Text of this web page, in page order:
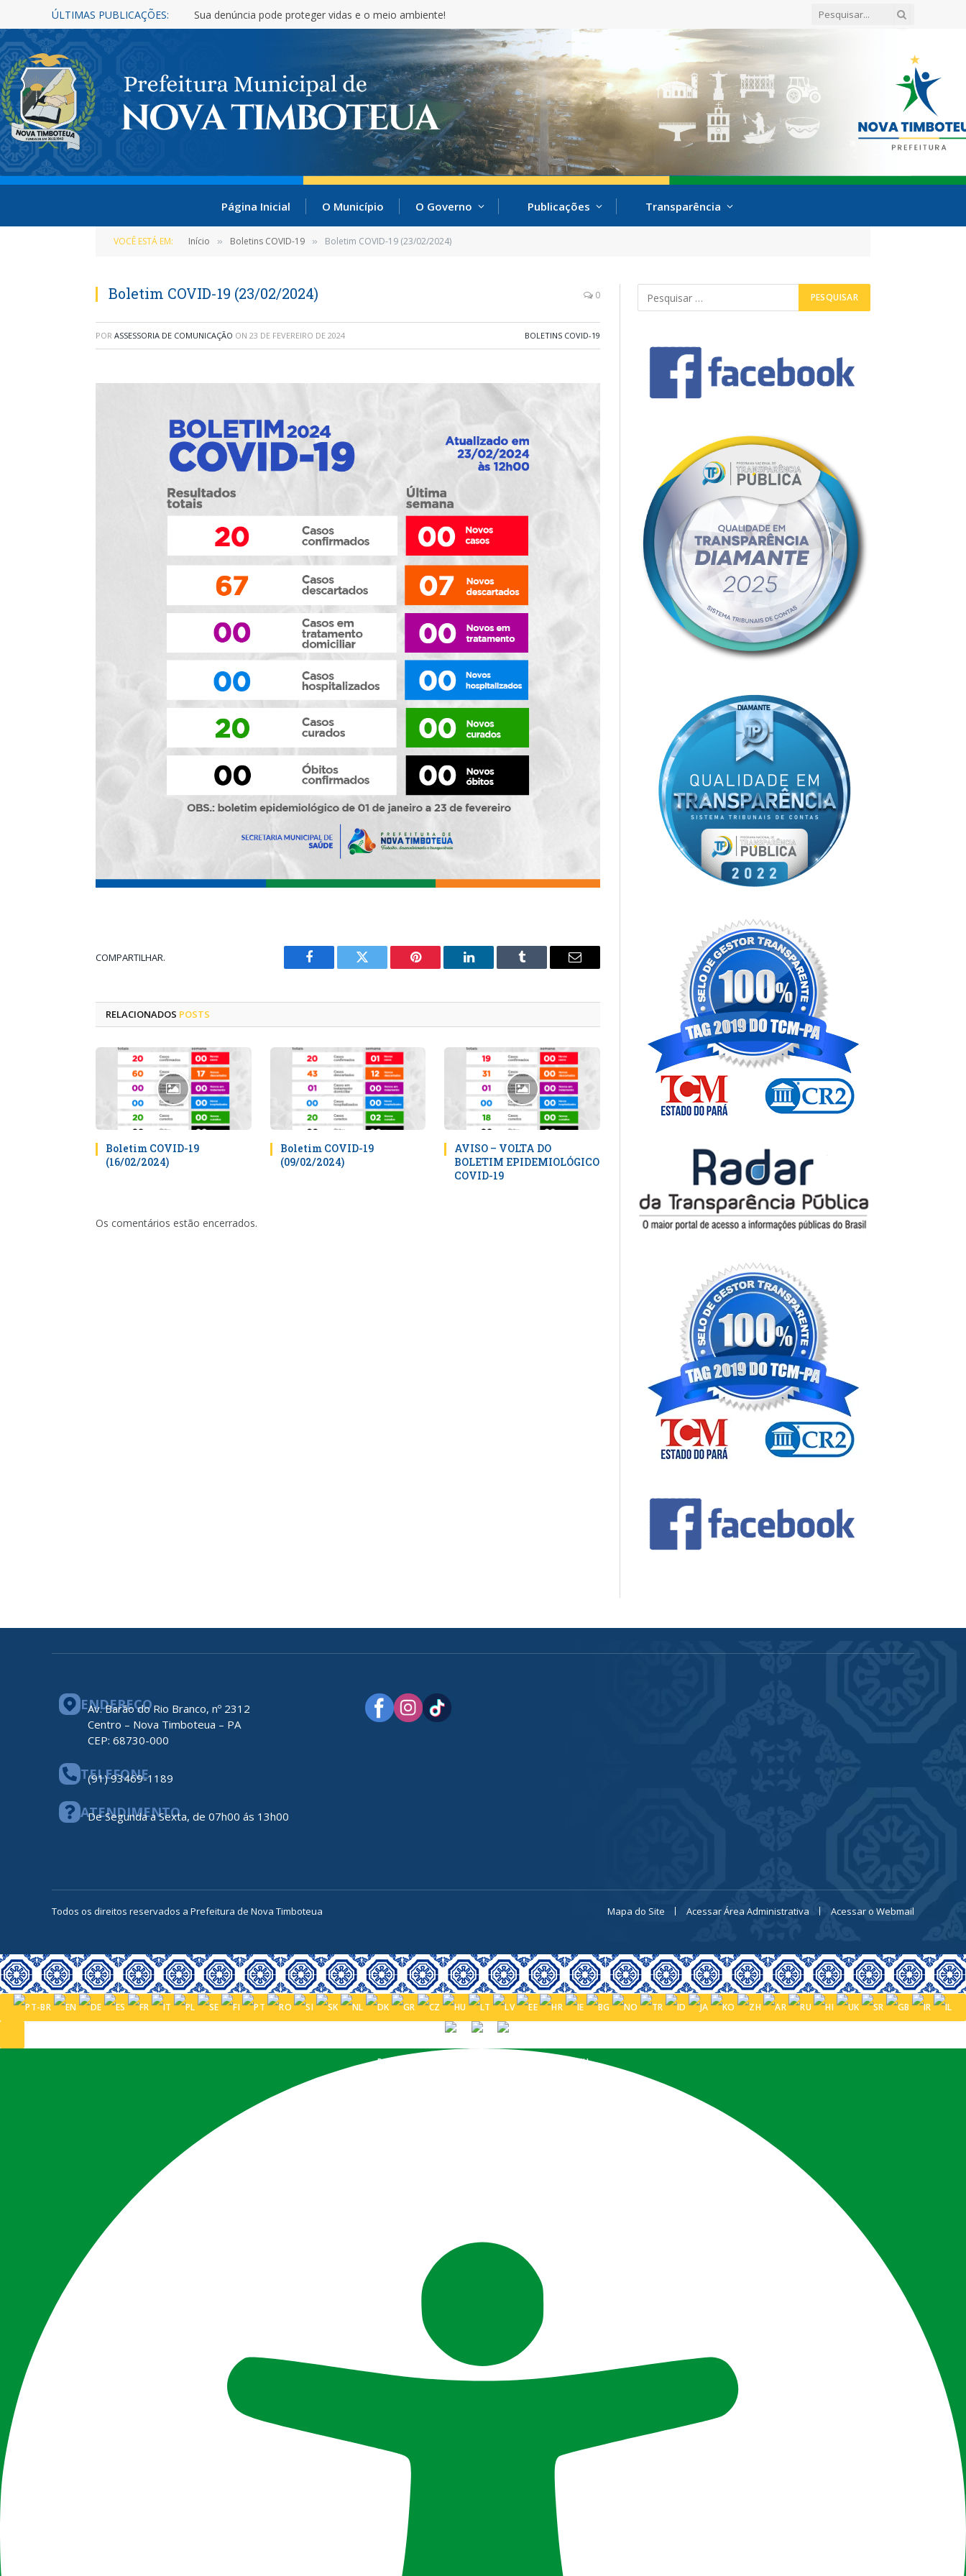
ÚLTIMAS PUBLICAÇÕES: Sua denúncia pode proteger vidas e o meio ambiente!
Página Inicial O Município O Governo Publicações Transparência
VOCÊ ESTÁ EM: Início » Boletins COVID-19 » Boletim COVID-19 (23/02/2024)
Boletim COVID-19 (23/02/2024) 0
POR ASSESSORIA DE COMUNICAÇÃO ON 23 DE FEVEREIRO DE 2024 BOLETINS COVID-19
COMPARTILHAR.
Facebook Twitter Pinterest LinkedIn Tumblr
E-
RELACIONADOS POSTS
Boletim COVID-19
(16/02/2024)
Boletim COVID-19
(09/02/2024)
AVISO – VOLTA DO
BOLETIM EPIDEMIOLÓGICO
COVID-19
Os comentários estão encerrados.
ENDEREÇO
Av. Barão do Rio Branco, nº 2312
Centro – Nova Timboteua – PA
CEP: 68730-000
TELEFONE
(91) 93469-1189
ATENDIMENTO
De Segunda a Sexta, de 07h00 ás 13h00
Todos os direitos reservados a Prefeitura de Nova Timboteua Mapa do Site Acessar Área Administrativa Acessar o Webmail
PORTUGUÊS (BRASIL)